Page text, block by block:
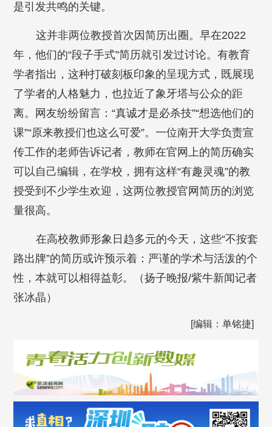
是引发共鸣的关键。
这并非两位教授首次因简历出圈。早在2022
年，他们的“段子手式”简历就引发过讨论。有教育
学者指出，这种打破刻板印象的呈现方式，既展现
了学者的人格魅力，也拉近了象牙塔与公众的距
离。网友纷纷留言：“真诚才是必杀技”“想选他们的
课”“原来教授们也这么可爱”。一位南开大学负责宣
传工作的老师告诉记者，教师在官网上的简历确实
可以自己编辑，在学校，拥有这样“有趣灵魂”的教
授受到不少学生欢迎，这两位教授官网简历的浏览
量很高。
在高校教师形象日趋多元的今天，这些“不按套
路出牌”的简历或许预示着：严谨的学术与活泼的个
性，本就可以相得益彰。（扬子晚报/紫牛新闻记者
张冰晶）
[编辑：单铭捷]